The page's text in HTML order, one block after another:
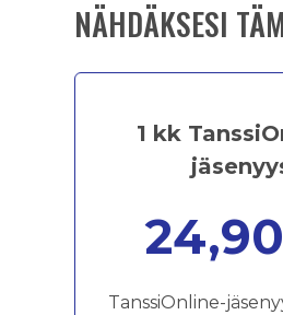
NÄHDÄKSESI
1 kk
TanssiOnline-